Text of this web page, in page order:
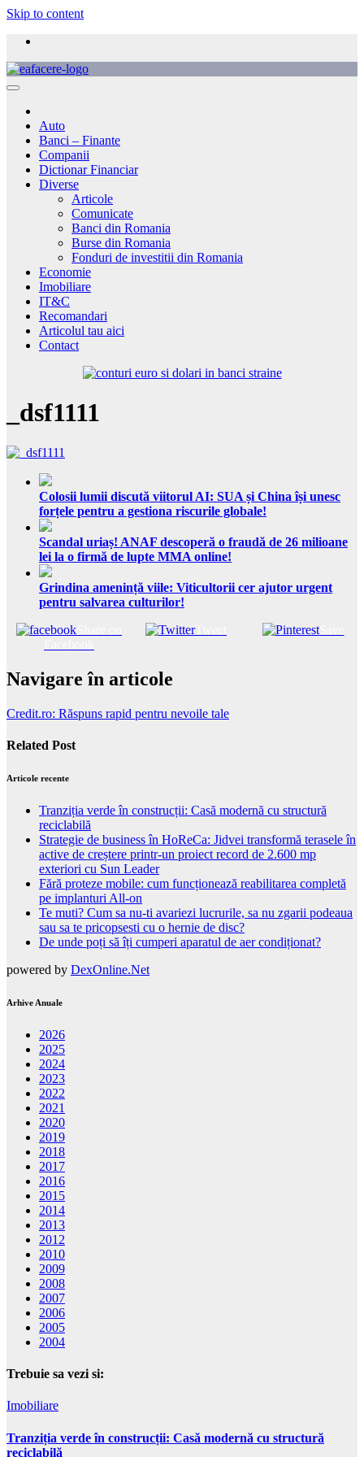
Skip to content
Auto
Banci – Finante
Companii
Dictionar Financiar
Diverse
Articole
Comunicate
Banci din Romania
Burse din Romania
Fonduri de investitii din Romania
Economie
Imobiliare
IT&C
Recomandari
Articolul tau aici
Contact
_dsf1111
Colosii lumii discută viitorul AI: SUA și China își unesc
forțele pentru a gestiona riscurile globale!
Scandal uriaș! ANAF descoperă o fraudă de 26 milioane
lei la o firmă de lupte MMA online!
Grindina amenință viile: Viticultorii cer ajutor urgent
pentru salvarea culturilor!
Tweet Save
Navigare în articole
Credit.ro: Răspuns rapid pentru nevoile tale
Related Post
Articole recente
Tranziția verde în construcții: Casă modernă cu structură
reciclabilă
Strategie de business în HoReCa: Jidvei transformă terasele în
active de creștere printr-un proiect record de 2.600 mp
exteriori cu Sun Leader
Fără proteze mobile: cum funcționează reabilitarea completă
pe implanturi All-on
Te muti? Cum sa nu-ti avariezi lucrurile, sa nu zgarii podeaua
sau sa te pricopsesti cu o hernie de disc?
De unde poți să îți cumperi aparatul de aer condiționat?
powered by DexOnline.Net
Arhive Anuale
2026
2025
2024
2023
2022
2021
2020
2019
2018
2017
2016
2015
2014
2013
2012
2010
2009
2008
2007
2006
2005
2004
Trebuie sa vezi si:
Imobiliare
Tranziția verde în construcții: Casă modernă cu structură
reciclabilă